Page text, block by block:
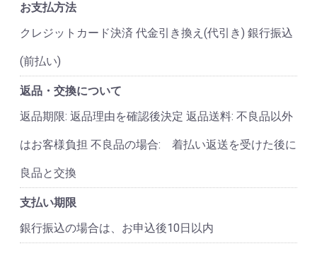
お支払方法
クレジットカード決済 代金引き換え(代引き) 銀行振込
(前払い)
返品・交換について
返品期限: 返品理由を確認後決定 返品送料: 不良品以外
はお客様負担 不良品の場合: 着払い返送を受けた後に
良品と交換
支払い期限
銀行振込の場合は、お申込後10日以内